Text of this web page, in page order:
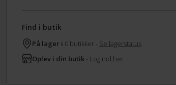
Find i butik
På lager i 0 butikker - Se lagerstatus
Oplev i din butik - Log ind her